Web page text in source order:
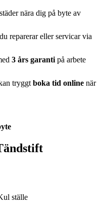
nära dig på byte av
reparerar eller servicar via
3 års garanti på arbete
tryggt boka tid online när
ställe